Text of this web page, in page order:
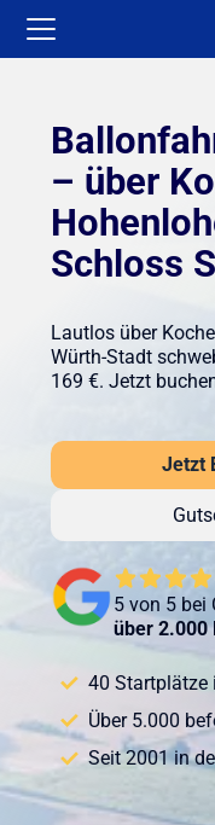
– über
Schloss
Lautlos über
Würth-Stadt
169 €. Jetzt
Jetzt
5 von 5 bei
über 2.000
40 Startplätze
Über 5.000
Seit 2001 in